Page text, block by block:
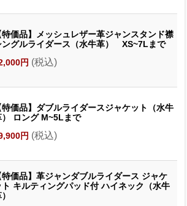
特価品】メッシュレザー革ジャンスタンド襟
ングルライダース（水牛革） XS~7Lまで
円 (税込)
特価品】ダブルライダースジャケット（水牛
） ロング M~5Lまで
円 (税込)
特価品】革ジャンダブルライダース ジャケ
ト キルティングパッド付 ハイネック（水牛